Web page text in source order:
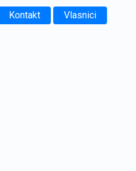
Kontakt Vlasnici